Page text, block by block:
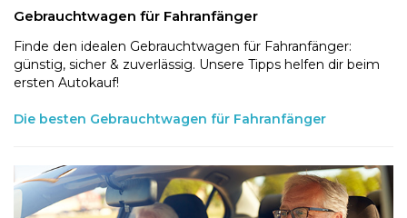
Gebrauchtwagen für Fahranfänger
Finde den idealen Gebrauchtwagen für Fahranfänger:
günstig, sicher & zuverlässig. Unsere Tipps helfen dir beim
ersten Autokauf!
Die besten Gebrauchtwagen für Fahranfänger